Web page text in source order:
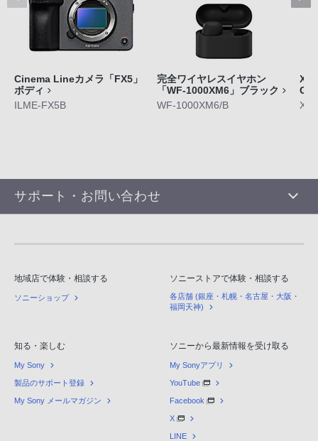
Cinema Lineカメラ「FX5」
ボディ
ILME-FX5B
完全ワイヤレスイヤホン
「WF-1000XM6」ブラック
WF-1000XM6/B
サポート・お問い合わせ
地域店で体験・相談する
ソニーショップ
ソニーストアで体験・相談する
各店舗 (銀座・札幌・名古屋・大阪・
福岡天神)
知る・楽しむ
My Sony
製品のサポート登録
My Sony メールマガジン
ソニーから最新情報を受け取る
My Sonyアプリ
YouTube
Facebook
X
LINE